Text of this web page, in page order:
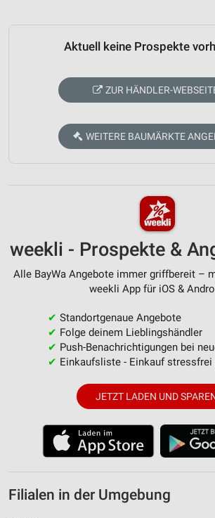
Aktuell keine Prospekte
ZUR HÄNDLER-
WEITERE BAUMÄRKTE
weekli - Prospekte &
Alle BayWa Angebote immer griffbereit –
weekli App für iOS &
✔ Standortgenaue Angebote
✔ Folge deinem Lieblingshändler
✔ Push-Benachrichtigungen bei
✔ Einkaufsliste - Einkauf stressfrei
JETZT LADEN UND
Filialen in der Umgebung